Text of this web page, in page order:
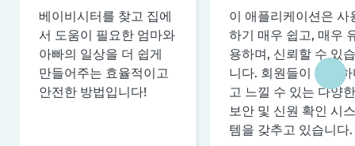
베이비시터를 찾고 집에
서 도움이 필요한 엄마와
아빠의 일상을 더 쉽게
만들어주는 효율적이고
안전한 방법입니다!
이 애플리케이션은 사
하기 매우 쉽고, 매우
용하며, 신뢰할 수 있습
니다. 회원들이 안전
고 느낄 수 있는 다양한
보안 및 신원 확인 시스
템을 갖추고 있습니다.